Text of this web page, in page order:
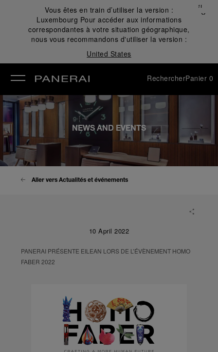
Vous êtes en train d’utiliser la version :
Luxembourg Pour accéder aux informations
correspondantes à votre situation géographique,
nous vous recommandons d'utiliser la version :
United States
Fermer
✕
RechercherPanier 0
NEWS AND EVENTS
Aller vers Actualités et événements
10 April 2022
PANERAI PRÉSENTE EILEAN LORS DE L’ÉVÈNEMENT HOMO
FABER 2022